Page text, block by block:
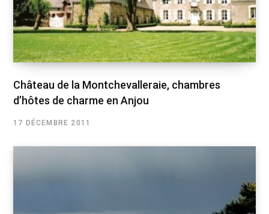
Château de la Montchevalleraie, chambres
d’hôtes de charme en Anjou
17 DÉCEMBRE 2011